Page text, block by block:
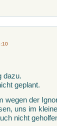
dazu.
geplant.
wegen der
uns im
nicht